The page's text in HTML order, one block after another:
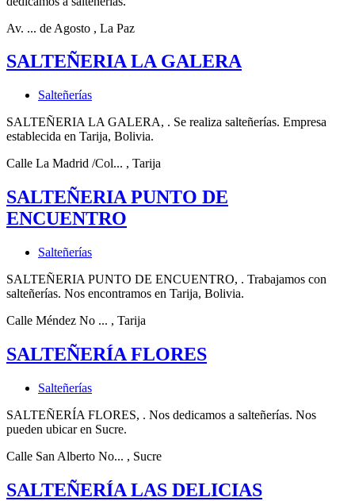
Av. ... de Agosto , La Paz
SALTEÑERIA LA GALERA
Salteñerías
SALTEÑERIA LA GALERA, . Se realiza salteñerías. Empresa
establecida en Tarija, Bolivia.
Calle La Madrid /Col... , Tarija
SALTEÑERIA PUNTO DE
ENCUENTRO
Salteñerías
SALTEÑERIA PUNTO DE ENCUENTRO, . Trabajamos con
salteñerías. Nos encontramos en Tarija, Bolivia.
Calle Méndez No ... , Tarija
SALTEÑERÍA FLORES
Salteñerías
SALTEÑERÍA FLORES, . Nos dedicamos a salteñerías. Nos
pueden ubicar en Sucre.
Calle San Alberto No... , Sucre
SALTEÑERÍA LAS DELICIAS